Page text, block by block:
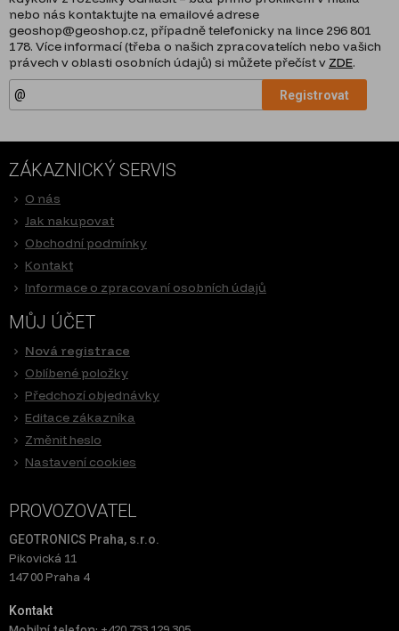
nebo nás kontaktujte na emailové adrese
geoshop@geoshop.cz, případně telefonicky na lince 296 801
178. Více informací (třeba o našich zpracovatelích nebo vašich
právech v oblasti osobních údajů) si můžete přečíst v ZDE.
Registrovat
ZÁKAZNICKÝ SERVIS
O nás
Jak nakupovat
Obchodní podmínky
Kontakt
Informace o zpracovaní osobních údajů
MŮJ ÚČET
Nová registrace
Oblíbené položky
Předchozí objednávky
Editace zákazníka
Změnit heslo
Nastavení cookies
PROVOZOVATEL
GEOTRONICS Praha, s.r.o.
Pikovická 11
147 00 Praha 4
Kontakt